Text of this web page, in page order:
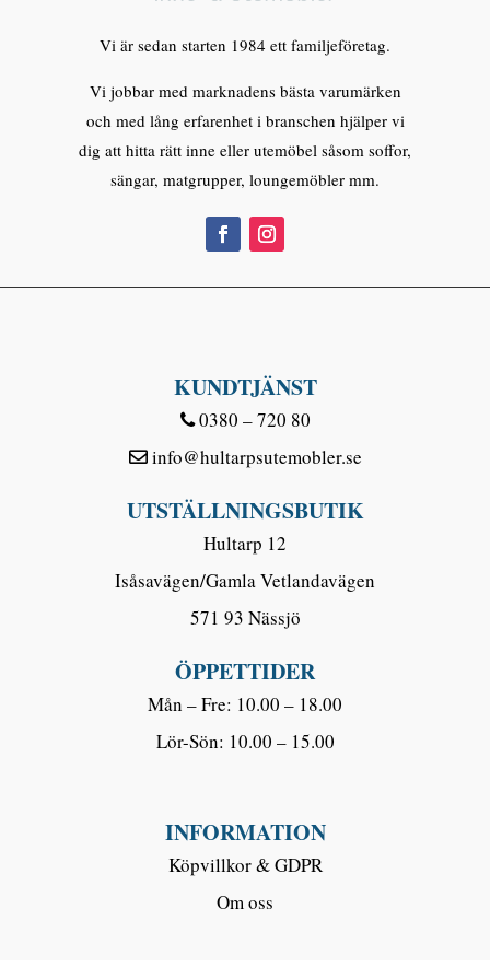
Vi är sedan starten 1984 ett familjeföretag.
Vi jobbar med marknadens bästa varumärken
och med lång erfarenhet i branschen hjälper vi
dig att hitta rätt inne eller utemöbel såsom soffor,
sängar, matgrupper, loungemöbler mm.
KUNDTJÄNST
0380 – 720 80
info@hultarpsutemobler.se
UTSTÄLLNINGSBUTIK
Hultarp 12
Isåsavägen/Gamla Vetlandavägen
571 93 Nässjö
ÖPPETTIDER
Mån – Fre: 10.00 – 18.00
Lör-Sön: 10.00 – 15.00
INFORMATION
Köpvillkor & GDPR
Om oss